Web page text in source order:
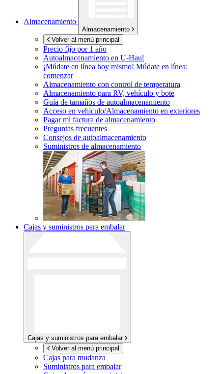
Almacenamiento
Almacenamiento
Volver al menú principal
Precio fijo por 1 año
Autoalmacenamiento en U-Haul
¡Múdate en línea hoy mismo! Múdate en línea:
comenzar
Almacenamiento con control de temperatura
Almacenamiento para RV, vehículo y bote
Guía de tamaños de autoalmacenamiento
Acceso en vehículo/Almacenamiento en exteriores
Pagar mi factura de almacenamiento
Preguntas frecuentes
Consejos de autoalmacenamiento
Suministros de almacenamiento
Cajas y suministros para embalar
Cajas y suministros para embalar
Volver al menú principal
Cajas para mudanza
Suministros para embalar